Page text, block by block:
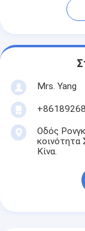
Mrs. Yang
Οδός
κοινότητα
Κίνα.